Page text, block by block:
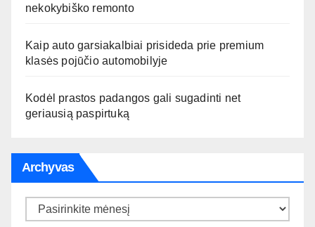
nekokybiško remonto
Kaip auto garsiakalbiai prisideda prie premium
klasės pojūčio automobilyje
Kodėl prastos padangos gali sugadinti net
geriausią paspirtuką
Archyvas
Archyvas